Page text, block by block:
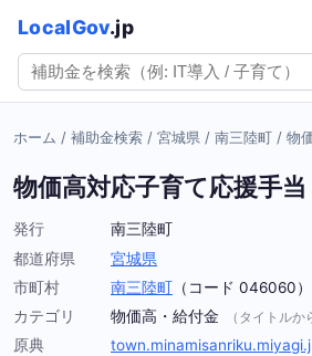
LocalGov.jp
ホーム / 補助金検索 / 宮城県 / 南三陸町 / 物
物価高対応子育て応援手当
発行
南三陸町
都道府県
宮城県
市町村
南三陸町 （コード 046060）
カテゴリ
物価高・給付金 （タイトルか
原典